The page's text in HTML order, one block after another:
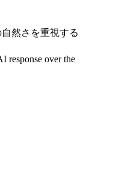
然さを重視する
response over the